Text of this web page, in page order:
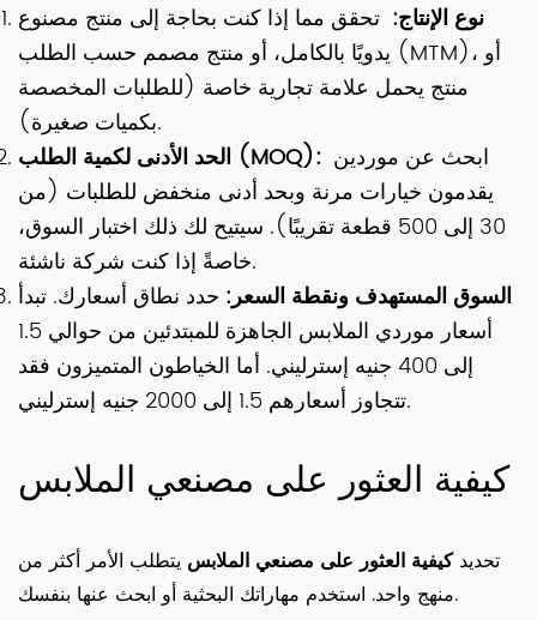
نوع الإنتاج: تحقق مما إذا كنت بحاجة إلى منتج مصنوع
يدويًا بالكامل، أو منتج مصمم حسب الطلب (MTM)، أو
منتج يحمل علامة تجارية خاصة (للطلبات المخصصة
بكميات صغيرة).
الحد الأدنى لكمية الطلب (MOQ): ابحث عن موردين
يقدمون خيارات مرنة وبحد أدنى منخفض للطلبات (من
30 إلى 500 قطعة تقريبًا). سيتيح لك ذلك اختبار السوق،
خاصةً إذا كنت شركة ناشئة.
السوق المستهدف ونقطة السعر: حدد نطاق أسعارك. تبدأ
أسعار موردي الملابس الجاهزة للمبتدئين من حوالي 1.5
إلى 400 جنيه إسترليني. أما الخياطون المتميزون فقد
تتجاوز أسعارهم 1.5 إلى 2000 جنيه إسترليني.
كيفية العثور على مصنعي الملابس
تحديدكيفية العثور على مصنعي الملابس يتطلب الأمر أكثر من
منهج واحد. استخدم مهاراتك البحثية أو ابحث عنها بنفسك.